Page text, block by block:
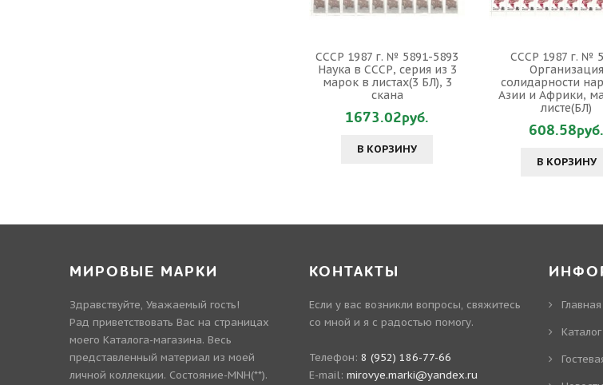
СССР 1987 г. № 5891-5893
Наука в СССР, серия из 3
марок в листах(3 БЛ), 3
скана
1673.02руб.
В КОРЗИНУ
СССР 1987 г. №
Организация
солидарности
Азии и Африки,
листе(БЛ)
608.58руб.
В КОРЗИНУ
МИРОВЫЕ МАРКИ
Здравствуйте, Уважаемый гость!
Рад приветствовать Вас на страницах
моего Каталога-магазина. Весь
представленный материал из моей
личной коллекции. Состояние-MNH(**).
КОНТАКТЫ
Если у вас возникли вопросы, свяжитесь
со мной и я с радостью помогу.
Телефон: 8 (952) 186-77-66
E-mail: mirovye.marki@yandex.ru